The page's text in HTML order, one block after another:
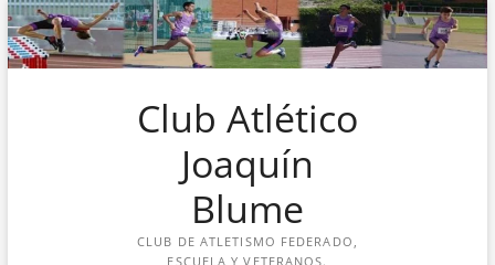
Saltar
al
contenido
Club Atlético
Joaquín
Blume
CLUB DE ATLETISMO FEDERADO,
ESCUELA Y VETERANOS.